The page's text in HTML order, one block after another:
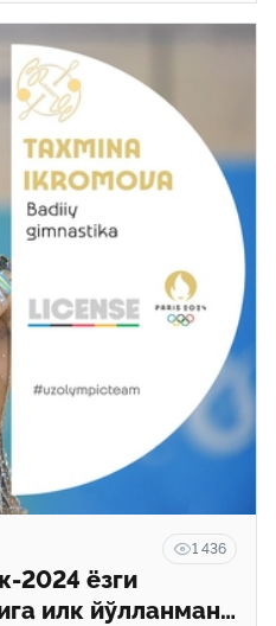
1 436
2024 ёзги
илк йўлланмани